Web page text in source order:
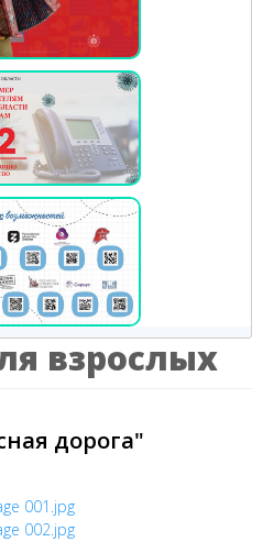
взрослых
дорога"